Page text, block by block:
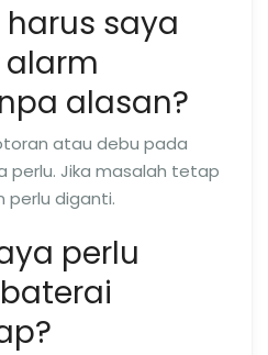
harus saya
alarm
alasan?
atau debu pada
perlu. Jika masalah tetap
perlu diganti.
perlu